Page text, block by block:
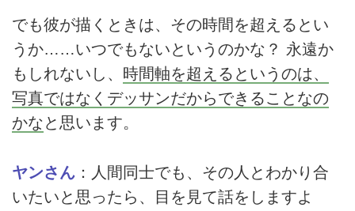
でも彼が描くときは、その時間を超えるとい
うか……いつでもないというのかな？ 永遠か
もしれないし、 時間軸を超えるというのは、
写真ではなくデッサンだからできることなの
かなと思います。
ヤンさん ：人間同士でも、その人とわかり合
いたいと思ったら、目を見て話をしますよ